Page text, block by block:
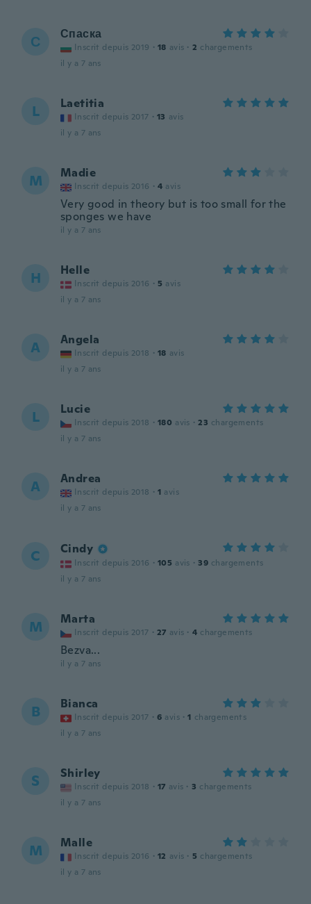
С Спаска
Inscrit depuis 2019 · 18 avis · 2 chargements
il y a 7 ans
L Laetitia
Inscrit depuis 2017 · 13 avis
il y a 7 ans
M Madie
Inscrit depuis 2016 · 4 avis
Very good in theory but is too small for the
sponges we have
il y a 7 ans
H Helle
Inscrit depuis 2016 · 5 avis
il y a 7 ans
A Angela
Inscrit depuis 2018 · 18 avis
il y a 7 ans
L Lucie
Inscrit depuis 2018 · 180 avis · 23 chargements
il y a 7 ans
A Andrea
Inscrit depuis 2018 · 1 avis
il y a 7 ans
C Cindy
Inscrit depuis 2016 · 105 avis · 39 chargements
il y a 7 ans
M Marta
Inscrit depuis 2017 · 27 avis · 4 chargements
Bezva...
il y a 7 ans
B Bianca
Inscrit depuis 2017 · 6 avis · 1 chargements
il y a 7 ans
S Shirley
Inscrit depuis 2018 · 17 avis · 3 chargements
il y a 7 ans
M Malle
Inscrit depuis 2016 · 12 avis · 5 chargements
il y a 7 ans